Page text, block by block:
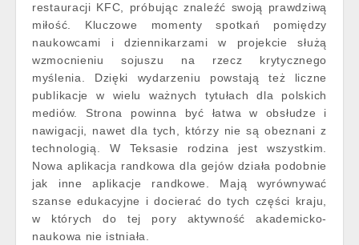
restauracji KFC, próbując znaleźć swoją prawdziwą
miłość. Kluczowe momenty spotkań pomiędzy
naukowcami i dziennikarzami w projekcie służą
wzmocnieniu sojuszu na rzecz krytycznego
myślenia. Dzięki wydarzeniu powstają też liczne
publikacje w wielu ważnych tytułach dla polskich
mediów. Strona powinna być łatwa w obsłudze i
nawigacji, nawet dla tych, którzy nie są obeznani z
technologią. W Teksasie rodzina jest wszystkim.
Nowa aplikacja randkowa dla gejów działa podobnie
jak inne aplikacje randkowe. Mają wyrównywać
szanse edukacyjne i docierać do tych części kraju,
w których do tej pory aktywność akademicko-
naukowa nie istniała.